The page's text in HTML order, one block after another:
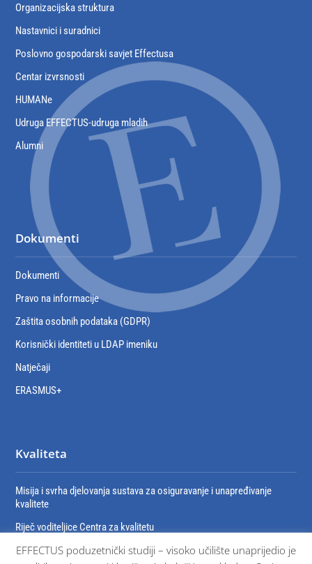
Organizacijska struktura
Nastavnici i suradnici
Poslovno gospodarski savjet Effectusa
Centar izvrsnosti
HUMANe
Udruga EFFECTUS-udruga mladih
Alumni
Dokumenti
Dokumenti
Pravo na informacije
Zaštita osobnih podataka (GDPR)
Korisnički identiteti u LDAP imeniku
Natječaji
ERASMUS+
Kvaliteta
Misija i svrha djelovanja sustava za osiguravanje i unapređivanje
kvalitete
Riječ voditeljice Centra za kvalitetu
Organizacija sustava za osiguravanje i unaprjeđivanje kvalitete
EFFECTUS poduzetnički studiji – visoko učilište unaprijedio je